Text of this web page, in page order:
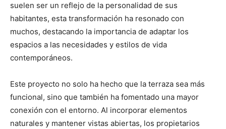
suelen ser un reflejo de la personalidad de sus
habitantes, esta transformación ha resonado con
muchos, destacando la importancia de adaptar los
espacios a las necesidades y estilos de vida
contemporáneos.
Este proyecto no solo ha hecho que la terraza sea más
funcional, sino que también ha fomentado una mayor
conexión con el entorno. Al incorporar elementos
naturales y mantener vistas abiertas, los propietarios